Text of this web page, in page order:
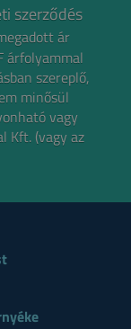
szerződés
ár
árfolyammal
szereplő,
minősül
vagy
Kft. (vagy az